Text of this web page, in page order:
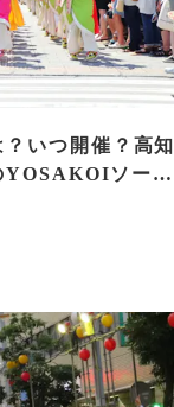
いつ開催？高知
YOSAKOIソーラ